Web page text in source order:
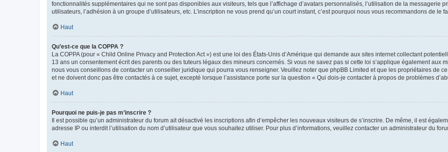
fonctionnalités supplémentaires qui ne sont pas disponibles aux visiteurs, tels que l’affichage d’avatars personnalisés, l’utilisation de la messagerie
utilisateurs, l’adhésion à un groupe d’utilisateurs, etc. L’inscription ne vous prend qu’un court instant, c’est pourquoi nous vous recommandons de le
Haut
Qu’est-ce que la COPPA ?
La COPPA (pour « Child Online Privacy and Protection Act ») est une loi des États-Unis d’Amérique qui demande aux sites internet collectant
13 ans un consentement écrit des parents ou des tuteurs légaux des mineurs concernés. Si vous ne savez pas si cette loi s’applique également aux
nous vous conseillons de contacter un conseiller juridique qui pourra vous renseigner. Veuillez noter que phpBB Limited et que les propriétaires de
et ne doivent donc pas être contactés à ce sujet, excepté lorsque l’assistance porte sur la question « Qui dois-je contacter à propos de problèmes
Haut
Pourquoi ne puis-je pas m’inscrire ?
Il est possible qu’un administrateur du forum ait désactivé les inscriptions afin d’empêcher les nouveaux visiteurs de s’inscrire. De même, il est
adresse IP ou interdit l’utilisation du nom d’utilisateur que vous souhaitez utiliser. Pour plus d’informations, veuillez contacter un administrateur du
Haut